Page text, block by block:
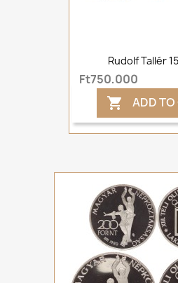
Rudolf Tallér
Ft750,000
 ADD TO